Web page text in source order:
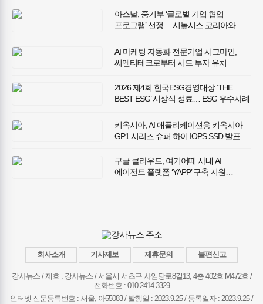
아스날, 중기부 ‘글로벌 기업 협업
프로그램’ 선정… 시높시스 코리아와
레이더 최적화’ 추진
AI 마케팅 자동화 전문기업 시그마인,
씨엔티테크로부터 시드 투자 유치
2026 제4회 한국ESG경영대상 ‘THE
BEST ESG’ 시상식 성료… ESG 우수사례
키옥시아, AI 애플리케이션용 키옥시아
GP1 시리즈 슈퍼 하이 IOPS SSD 발표
구글 클라우드, 여기어때 사내 AI
에이전트 플랫폼 ‘YAPP’ 구축 지원…
회사소개 기사제보 제휴문의 불편신고
강사뉴스 / 제호 : 강사뉴스 /서울시 서초구 사임당로8길13, 4층 402호 M472호 /
전화번호 : 010-2414-3329
인터넷 신문등록번호 : 서울, 아55083 / 발행일 : 2023.9.25 / 등록일자 : 2023.9.25 /